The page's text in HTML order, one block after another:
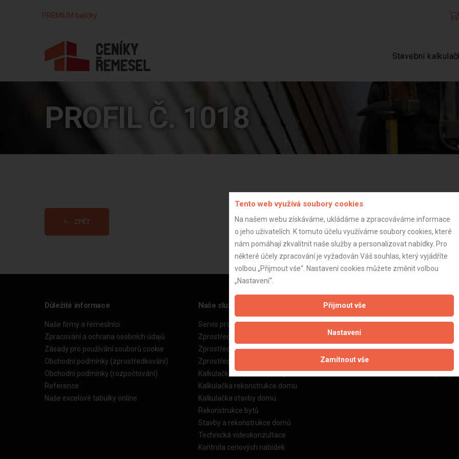
PREMIUM balíčky
Stavební
PROFIL Č. 1018
ZPĚT Aktualizováno z portálu ARES dne 29.12.2023 19:00:19
Důležité informace
Naše firmy a řemeslníci
Zpracování a ochrana osobních údajů
Zásady pro používání souborů cookie
Obchodní podmínky (zprostředkování)
Obchodní podmínky (rozpočtování)
Reference
Naše excelové tabulky online
Naše služby
Servis pro stavební firmy
Zprostředkování řemeslníků
Zprostředkování samotných prací
Zprostředkování stavebních zakázek
Kalkulačka rekonstrukce bytu
Kalkulačka rekonstrukce domu
Kalkulačka stavby domu
Rekonstrukce bytů
Stavby a rekonstrukce domů
Technická videokonzultace
Kontrola cenových nabídek
Informace o nás
Prezentace našich služeb
Ceník našich služeb
O projektu a o zakladateli
Kontakt
Možnosti bližší obchodní
Tento web využívá soubory cookies
Na našem webu získáváme, ukládáme a zpracováváme informace
o jeho uživatelích. K tomuto účelu využíváme soubory cookies, které
nám pomáhají zkvalitnit naše služby a personalizovat nabídky. Pro
některé účely zpracování je vyžadován Váš souhlas, který vyjádříte
volbou „Přijmout vše“. Nastavení cookies můžete změnit volbou
„Nastavení“.
Přijmout vše
Nastavení
Zamítnout vše